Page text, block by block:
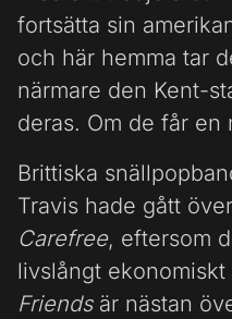
fortsätta sin
och här hemma tar
närmare den Kent-
deras. Om de får en
Brittiska
Travis hade gått
Carefree, eftersom
livslångt
Friendsär nästan